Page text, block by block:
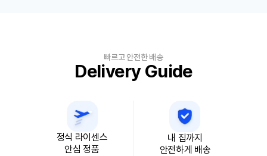
빠르고 안전한 배송
Delivery Guide
정식 라이센스
안심 정품
내 집까지
안전하게 배송